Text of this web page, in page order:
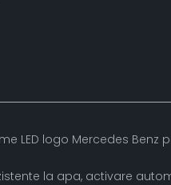
LED logo Mercedes Benz
la apa, activare